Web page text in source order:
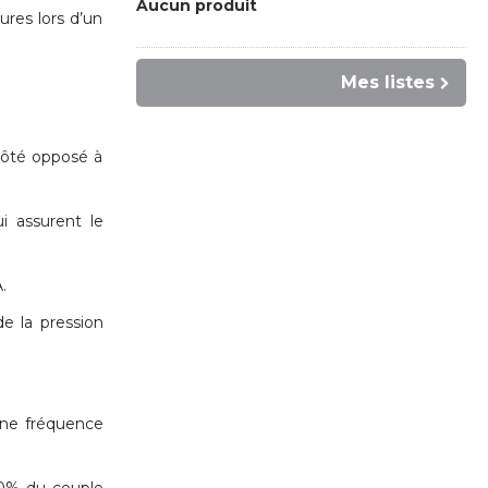
lors d’un
opposé à
assurent le
la pression
fréquence
Aucun produit
Mes listes